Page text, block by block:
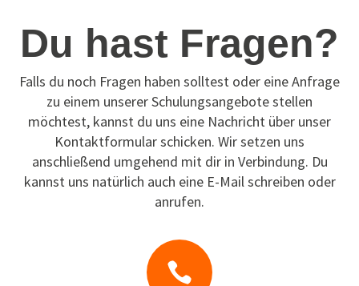
Du hast Fragen?
Falls du noch Fragen haben solltest oder eine Anfrage
zu einem unserer Schulungsangebote stellen
möchtest, kannst du uns eine Nachricht über unser
Kontaktformular schicken. Wir setzen uns
anschließend umgehend mit dir in Verbindung. Du
kannst uns natürlich auch eine E-Mail schreiben oder
anrufen.
